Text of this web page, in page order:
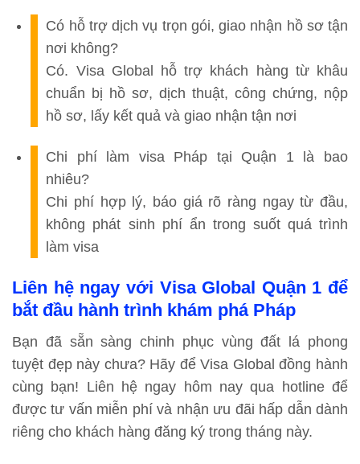
Có hỗ trợ dịch vụ trọn gói, giao nhận hồ sơ tận
nơi không?
Có. Visa Global hỗ trợ khách hàng từ khâu
chuẩn bị hồ sơ, dịch thuật, công chứng, nộp
hồ sơ, lấy kết quả và giao nhận tận nơi
Chi phí làm visa Pháp tại Quận 1 là bao
nhiêu?
Chi phí hợp lý, báo giá rõ ràng ngay từ đầu,
không phát sinh phí ẩn trong suốt quá trình
làm visa
Liên hệ ngay với Visa Global Quận 1 để
bắt đầu hành trình khám phá Pháp
Bạn đã sẵn sàng chinh phục vùng đất lá phong
tuyệt đẹp này chưa? Hãy để Visa Global đồng hành
cùng bạn! Liên hệ ngay hôm nay qua hotline để
được tư vấn miễn phí và nhận ưu đãi hấp dẫn dành
riêng cho khách hàng đăng ký trong tháng này.